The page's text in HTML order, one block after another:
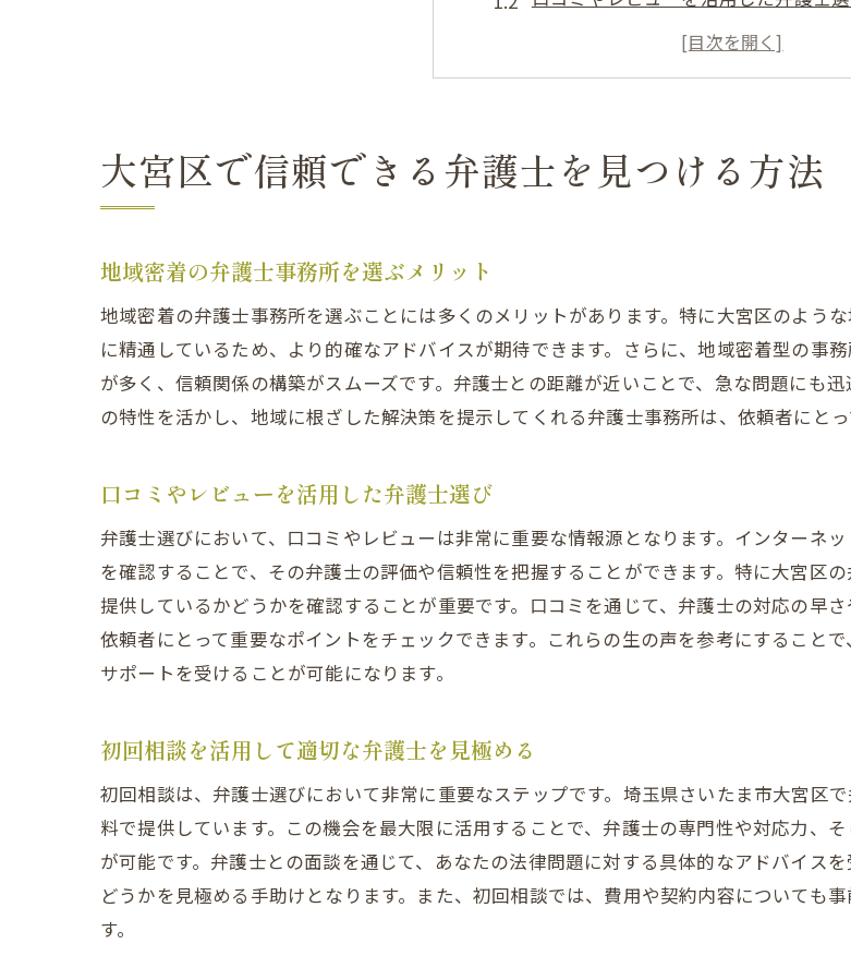
初回相談を活用して適切な弁護士を見
弁護士の専門分野を確認する重要性
法律相談前に準備しておくべきポイン
法律問題解決の鍵は経験豊富な弁護士にあ
様々な法律分野に対応できる弁護士
依頼者のニーズに応える柔軟な対応力
成功事例から見る弁護士選びの基準
経験豊富な弁護士の具体的な見分け方
迅速対応のための弁護士事務所の選び
法律トラブルの初動が重要な理由
弁護士の迅速な対応力を確認する方法
急な相談にも応じる弁護士事務所の
依頼者の声を重視した弁護士の見つけ
親身になって相談に乗る弁護士の特徴
依頼者目線で解決策を提案する弁護士
コミュニケーションを重視する弁護
依頼者との信頼関係を築くためのポイ
大宮区で信頼できる弁護士を見つける方法
地域密着の弁護士事務所を選ぶメリット
地域密着の弁護士事務所を選ぶことには多くのメリットがあります。特に大宮区のよう
に精通しているため、より的確なアドバイスが期待できます。さらに、地域密着型の事
が多く、信頼関係の構築がスムーズです。弁護士との距離が近いことで、急な問題にも
の特性を活かし、地域に根ざした解決策を提示してくれる弁護士事務所は、依頼者にと
口コミやレビューを活用した弁護士選び
弁護士選びにおいて、口コミやレビューは非常に重要な情報源となります。インターネ
を確認することで、その弁護士の評価や信頼性を把握することができます。特に大宮区
提供しているかどうかを確認することが重要です。口コミを通じて、弁護士の対応の早
依頼者にとって重要なポイントをチェックできます。これらの生の声を参考にすること
サポートを受けることが可能になります。
初回相談を活用して適切な弁護士を見極める
初回相談は、弁護士選びにおいて非常に重要なステップです。埼玉県さいたま市大宮区
料で提供しています。この機会を最大限に活用することで、弁護士の専門性や対応力、
が可能です。弁護士との面談を通じて、あなたの法律問題に対する具体的なアドバイス
どうかを見極める手助けとなります。また、初回相談では、費用や契約内容についても
す。